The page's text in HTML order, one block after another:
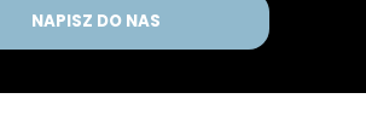
NAPISZ DO NAS